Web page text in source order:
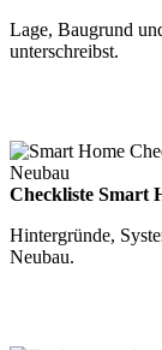
Lage, Baugrund
unterschreibst.
Checkliste Smart
Hintergründe,
Neubau.